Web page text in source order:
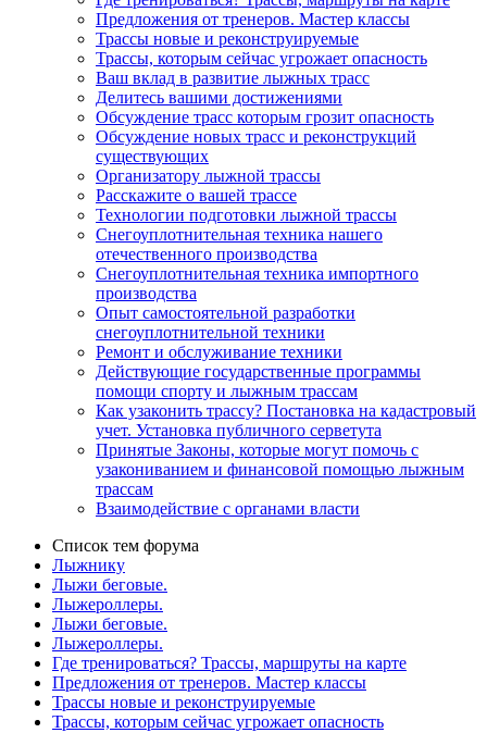
Предложения от тренеров. Мастер классы
Трассы новые и реконструируемые
Трассы, которым сейчас угрожает опасность
Ваш вклад в развитие лыжных трасс
Делитесь вашими достижениями
Обсуждение трасс которым грозит опасность
Обсуждение новых трасс и реконструкций
существующих
Организатору лыжной трассы
Расскажите о вашей трассе
Технологии подготовки лыжной трассы
Снегоуплотнительная техника нашего
отечественного производства
Снегоуплотнительная техника импортного
производства
Опыт самостоятельной разработки
снегоуплотнительной техники
Ремонт и обслуживание техники
Действующие государственные программы
помощи спорту и лыжным трассам
Как узаконить трассу? Постановка на кадастровый
учет. Установка публичного серветута
Принятые Законы, которые могут помочь с
узакониванием и финансовой помощью лыжным
трассам
Взаимодействие с органами власти
Список тем форума
Лыжнику
Лыжи беговые.
Лыжероллеры.
Лыжи беговые.
Лыжероллеры.
Где тренироваться? Трассы, маршруты на карте
Предложения от тренеров. Мастер классы
Трассы новые и реконструируемые
Трассы, которым сейчас угрожает опасность